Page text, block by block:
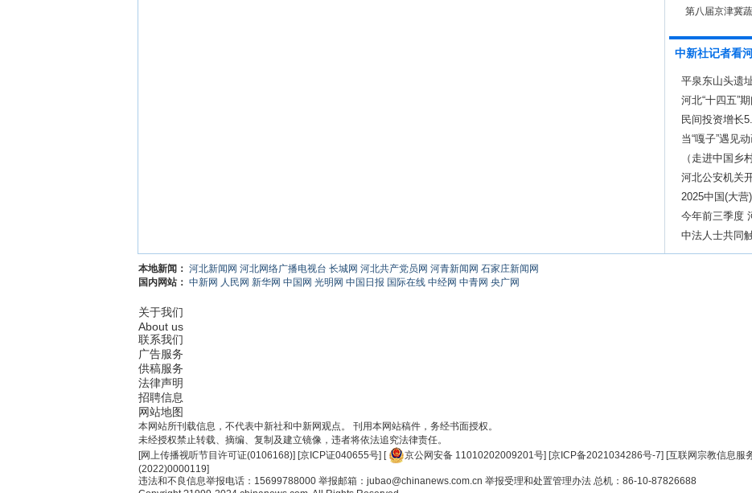
第八届京津冀
中新社记者看
平泉东山头遗
河北“十四五”
民间投资增长
当“嘎子”遇见
（走进中国乡
河北公安机关
2025中国(大
元
今年前三季度
中法人士共同
本地新闻： 河北新闻网 河北网络广播电视台 长城网 河北共产党员网 河青新闻网 石家庄新闻网
国内网站： 中新网 人民网 新华网 中国网 光明网 中国日报 国际在线 中经网 中青网 央广网
关于我们
About us
联系我们
广告服务
供稿服务
法律声明
招聘信息
网站地图
本网站所刊载信息，不代表中新社和中新网观点。 刊用本网站稿件，务经书面授权。
未经授权禁止转载、摘编、复制及建立镜像，违者将依法追究法律责任。
[网上传播视听节目许可证(0106168)] [京ICP证040655号] [ 京公网安备 11010202009201号] [京ICP备2021034286号-7] [互联网宗教信息服
(2022)0000119]
违法和不良信息举报电话：15699788000 举报邮箱：jubao@chinanews.com.cn 举报受理和处置管理办法 总机：86-10-87826688